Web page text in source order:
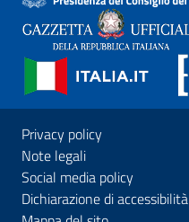
Privacy policy
Note legali
Social media policy
Dichiarazione di accessibilità